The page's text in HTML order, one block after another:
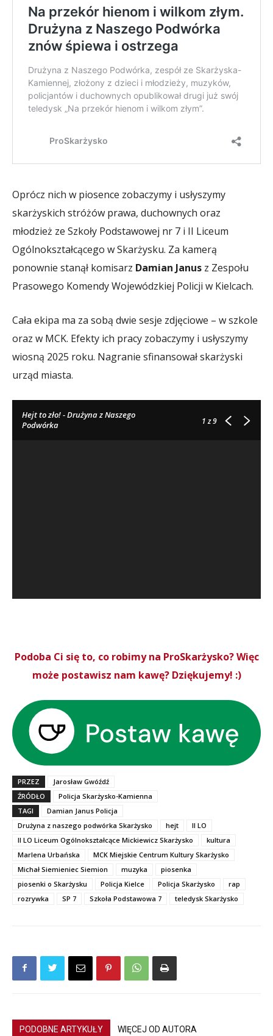
Oprócz nich w piosence zobaczymy i usłyszymy
skarżyskich stróżów prawa, duchownych oraz
młodzież ze Szkoły Podstawowej nr 7 i II Liceum
Ogólnokształcącego w Skarżysku. Za kamerą
ponownie stanął komisarz Damian Janus z Zespołu
Prasowego Komendy Wojewódzkiej Policji w Kielcach.
Cała ekipa ma za sobą dwie sesje zdjęciowe – w szkole
oraz w MCK. Efekty ich pracy zobaczymy i usłyszymy
wiosną 2025 roku. Nagranie sfinansował skarżyski
urząd miasta.
Hejt to zło! - Drużyna z Naszego
Podwórka
1z 9
Podoba Ci się to, co robimy na ProSkarżysko? Więc
może postawisz nam kawę? Dziękujemy! :)
PRZEZ
Jarosław Gwóźdź
ŹRÓDŁO
Policja Skarżysko-Kamienna
TAGI
Damian Janus Policja
Drużyna z naszego podwórka Skarżysko
hejt
II LO
II LO Liceum Ogólnokształcące Mickiewicz Skarżysko
kultura
Marlena Urbańska
MCK Miejskie Centrum Kultury Skarżysko
Michał Siemieniec Siemion
muzyka
piosenka
piosenki o Skarżysku
Policja Kielce Policja Skarżysko
rap
rozrywka
SP 7 Szkoła Podstawowa 7 teledysk Skarżysko
PODOBNE ARTYKUŁY WIĘCEJ OD AUTORA